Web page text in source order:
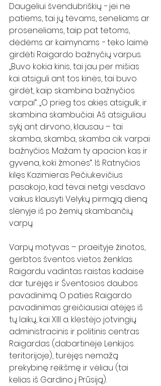
Daugeliui švendubriškių − jei ne
patiems, tai jų tėvams, seneliams ar
proseneliams, taip pat tetoms,
dėdėms ar kaimynams − teko laimė
girdėti Raigardo bažnyčių varpus.
„Buvo kokia kinis, tai jau per mišias
kai atsiguli ant tos kinės, tai buvo
girdėt, kaip skambina bažnyčios
varpai“. „O prieg tos akies atsigulk, ir
skambina skambučiai. Aš atsiguliau
sykį ant dirvono, klausau – tai
skamba, skamba, skamba cik varpai
bažnyčios. Mažam ty apacion kas ir
gyvena, koki žmonės“. Iš Ratnyčios
kilęs Kazimieras Pečiukevičius
pasakojo, kad tėvai netgi vesdavo
vaikus klausyti Velykų pirmąją dieną
slėnyje iš po žemių skambančių
varpų.
Varpų motyvas – praeityje žinotos,
gerbtos šventos vietos ženklas.
Raigardu vadintas raistas kadaise
dar turėjęs ir Šventosios daubos
pavadinimą. O paties Raigardo
pavadinimas greičiausiai atėjęs iš
tų laikų, kai XIII a. klestėjo jotvingių
administracinis ir politinis centras
Raigardas (dabartinėje Lenkijos
teritorijoje), turėjęs nemažą
prekybinę reikšmę ir vėliau (tai
kelias iš Gardino į Prūsiją).